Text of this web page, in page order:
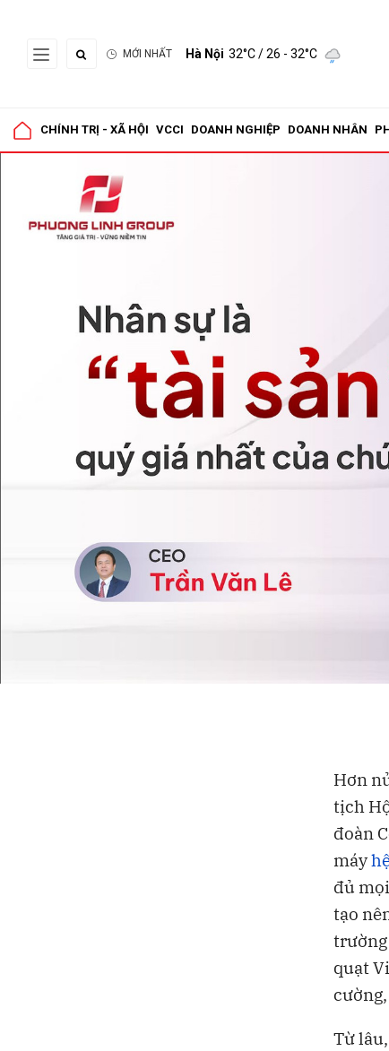
MỚI NHẤT Hà Nội 32°C/ 26 - 32°C
CHÍNH TRỊ - XÃ HỘI VCCI DOANH NGHIỆP DOANH NHÂN
Hơn
tịch
đoàn
máy
đủ
tạo
trường
quạt
Từ